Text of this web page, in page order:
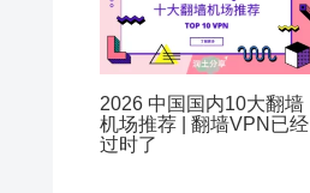
2026 中国国内10大翻墙
机场推荐 | 翻墙VPN已经
过时了